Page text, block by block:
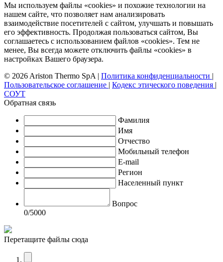
Мы используем файлы «cookies» и похожие технологии на
нашем сайте, что позволяет нам анализировать
взаимодействие посетителей с сайтом, улучшать и повышать
его эффективность. Продолжая пользоваться сайтом, Вы
соглашаетесь с использованием файлов «cookies». Тем не
менее, Вы всегда можете отключить файлы «cookies» в
настройках Вашего браузера.
© 2026 Ariston Thermo SpA | Политика конфиденциальности |
Пользовательское соглашение | Кодекс этического поведения |
СОУТ
Обратная связь
Фамилия
Имя
Отчество
Мобильный телефон
E-mail
Регион
Населенный пункт
Вопрос
0/5000
Перетащите файлы сюда